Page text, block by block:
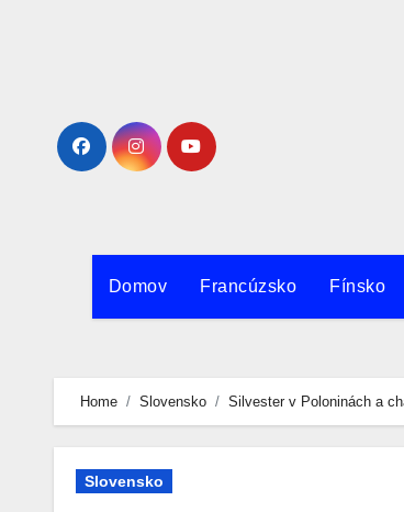
Domov Francúzsko Fínsko
Home Slovensko Silvester v Poloninách a
Slovensko